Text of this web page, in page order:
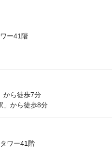
ー41階
から徒歩7分
」から徒歩8分
ワー41階